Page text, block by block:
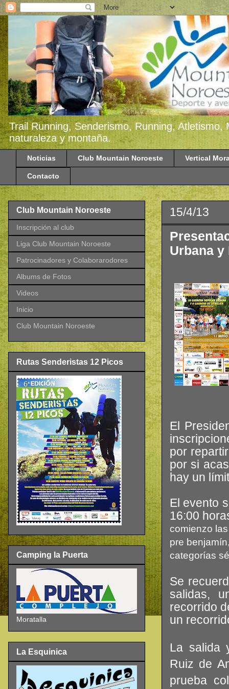
Trail Running, Senderismo, Running,
naturaleza y montaña.
Noticias Club Mountain Noroeste Vertical
Contacto
15/4/13
Urbana
El
por
por si
hay un
El evento
16:00
comienzo
pre
categorías
Se
salidas,
recorrido
un
La salida
Ruiz de
prueba
Club Mountain Noroeste
Inscripción al club
Liga Club Mountain Noroeste
Patrocinadores y Colaborarodores
Albums de Fotos
Videos
Inicio
Club Mountain Noroeste
Rutas Senderistas 12 Picos
Camping la Puerta
Moratalla
La Esquinica